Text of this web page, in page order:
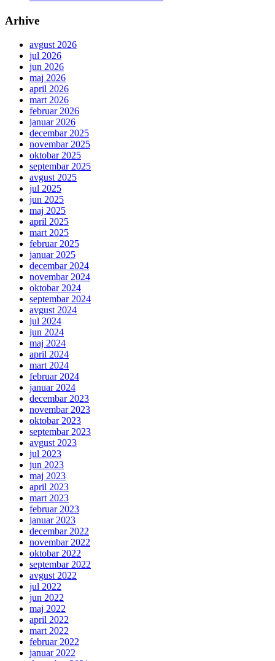
Arhive
avgust 2026
jul 2026
jun 2026
maj 2026
april 2026
mart 2026
februar 2026
januar 2026
decembar 2025
novembar 2025
oktobar 2025
septembar 2025
avgust 2025
jul 2025
jun 2025
maj 2025
april 2025
mart 2025
februar 2025
januar 2025
decembar 2024
novembar 2024
oktobar 2024
septembar 2024
avgust 2024
jul 2024
jun 2024
maj 2024
april 2024
mart 2024
februar 2024
januar 2024
decembar 2023
novembar 2023
oktobar 2023
septembar 2023
avgust 2023
jul 2023
jun 2023
maj 2023
april 2023
mart 2023
februar 2023
januar 2023
decembar 2022
novembar 2022
oktobar 2022
septembar 2022
avgust 2022
jul 2022
jun 2022
maj 2022
april 2022
mart 2022
februar 2022
januar 2022